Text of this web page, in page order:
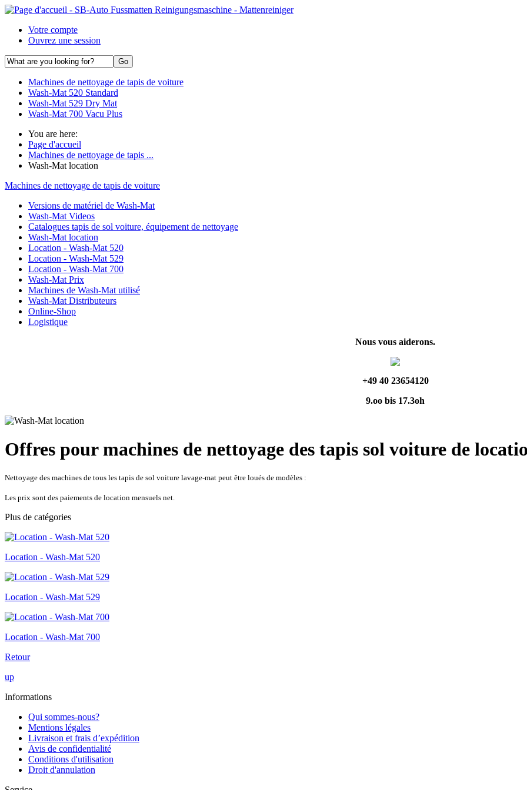
Votre compte
Ouvrez une session
Machines de nettoyage de tapis de voiture
Wash-Mat 520 Standard
Wash-Mat 529 Dry Mat
Wash-Mat 700 Vacu Plus
You are here:
Page d'accueil
Machines de nettoyage de tapis ...
Wash-Mat location
Machines de nettoyage de tapis de voiture
Versions de matériel de Wash-Mat
Wash-Mat Videos
Catalogues tapis de sol voiture, équipement de nettoyage
Wash-Mat location
Location - Wash-Mat 520
Location - Wash-Mat 529
Location - Wash-Mat 700
Wash-Mat Prix
Machines de Wash-Mat utilisé
Wash-Mat Distributeurs
Online-Shop
Logistique
Nous vous aiderons.
+49 40 23654120
9.oo bis 17.3oh
Offres pour machines de nettoyage des tapis sol voiture de
Nettoyage des machines de tous les tapis de sol voiture lavage-mat peut être loués de modèles :
Les prix sont des paiements de location mensuels net.
Plus de catégories
Location - Wash-Mat 520
Location - Wash-Mat 529
Location - Wash-Mat 700
Retour
up
Informations
Qui sommes-nous?
Mentions légales
Livraison et frais d’expédition
Avis de confidentialité
Conditions d'utilisation
Droit d'annulation